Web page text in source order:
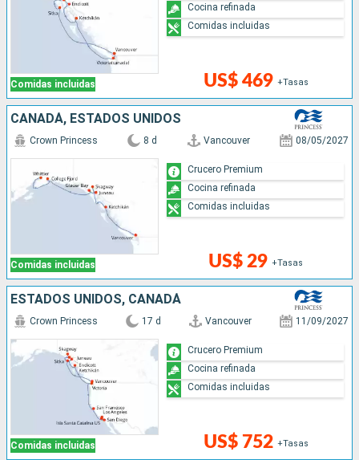
Comidas incluidas US$ 469 +Tasas
Cocina refinada
Comidas incluidas
CANADÁ, ESTADOS UNIDOS
Comidas incluidas
Crown Princess 8 d Vancouver 08/05/2027
US$ 29 +Tasas
Crucero Premium
Cocina refinada
Comidas incluidas
ESTADOS UNIDOS, CANADÁ
Comidas incluidas
Crown Princess 17 d Vancouver 11/09/2027
US$ 752 +Tasas
Crucero Premium
Cocina refinada
Comidas incluidas